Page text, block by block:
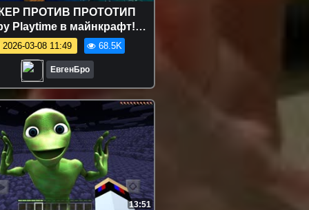
ПРОТИВ ПРОТОТИП
Playtime в майнкрафт!
новичок видео minecraft
2026-03-08 11:49 68.5K
ЕвгенБро
13:51